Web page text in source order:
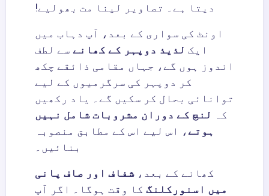
دیتا ہے۔ تصاویر لینا مت بھولیے!
اونٹ کی سواری کے بعد، آپ دہاب میں
ایک لذیذ دوپہر کے کھانے سے لطف
اندوز ہوں گے، جہاں مقامی ذائقے چکھ
کر دوپہر کی سرگرمیوں کے لیے
توانائی بحال کر سکیں گے۔ یاد رکھیں
کہ
لنچ کے دوران مشروبات شامل نہیں
ہوتے ، اس لیے اس کے مطابق منصوبہ
بنائیں۔
کھانے کے بعد، شفاف اور صاف پانی
میں اسنورکلنگ کا وقت ہوگا۔ اگر آپ